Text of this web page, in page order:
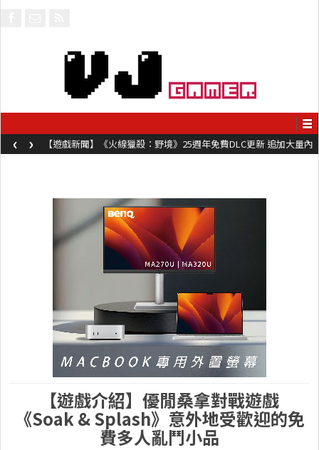
【遊戲新聞】《火線獵殺：野境》25週年免費DLC更新 追加大量內
容同時系舊作限時超平價折扣
‹ ›
【遊戲介紹】優閒桑拿對戰遊戲
《Soak & Splash》意外地受歡迎的免
費多人亂鬥小品